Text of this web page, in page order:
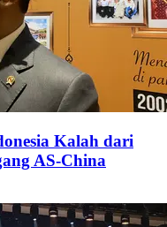
Kalah dari
AS-China